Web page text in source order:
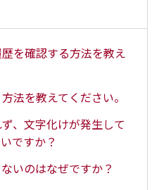
を確認する方法を教え
法を教えてください。
、文字化けが発生して
ですか？
いのはなぜですか？